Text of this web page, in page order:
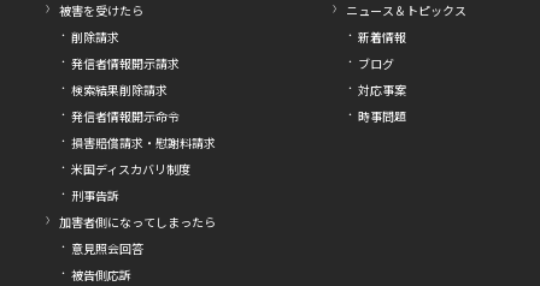
被害を受けたら
削除請求
発信者情報開示請求
検索結果削除請求
発信者情報開示命令
損害賠償請求・慰謝料請求
米国ディスカバリ制度
刑事告訴
加害者側になってしまったら
意見照会回答
被告側応訴
ニュース＆トピックス
新着情報
ブログ
対応事案
時事問題